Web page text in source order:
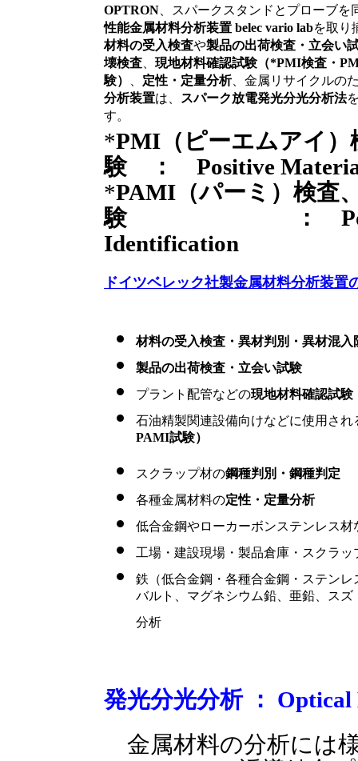
OPTRON 、スパークスタンドとプローブ
性能金属材料分析装置 belec vario labを取り
材料の受入検査や製品の出荷検査・立会い
壊検査
現地材料確認試験（*PMI検査・
験）
定性・定量分析、金属リサイクルの
分析装置は、 スパーク放電発光分光分析法
す。
*PMI（ピーエムアイ
験 ： Positive
*PAMI（パーミ）検査
験 ： Positive
Identification
ドイツベレック社製金属材料分析装置
材料の受入検査・異材判別・異材混
製品の出荷検査・立会い試験
プラント配管などの現地材料確認試
石油精製関連設備向けなどに使用され
PAMI試験）
スクラップ材の鋼種判別・鋼種判定
各種金属材料の定性・定量分析
低合金鋼やローカーボンステンレス
工場・建設現場・製品倉庫・スクラッ
鉄（低合金鋼・各種合金鋼・ステン
バルト、マグネシウム鉛、亜鉛、ス
分析
発光分光分析 ：
金属材料の分析には